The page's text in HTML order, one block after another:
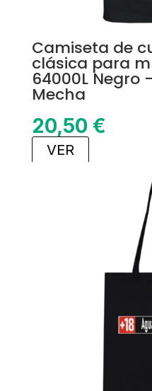
Camiseta de
clásica para
64000L Negro
Mecha
20,50 €
VER